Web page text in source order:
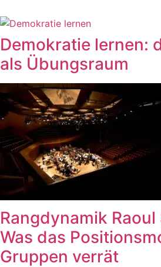
Demokratie lernen:
als Übungsraum
Rangdynamik
Was das
Gruppen verrät